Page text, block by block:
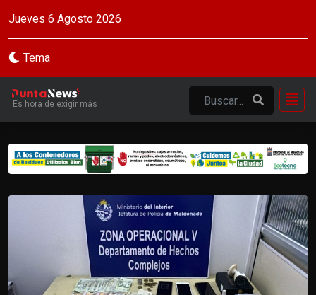
Jueves 6 Agosto 2026
Tema
Es hora de exigir más